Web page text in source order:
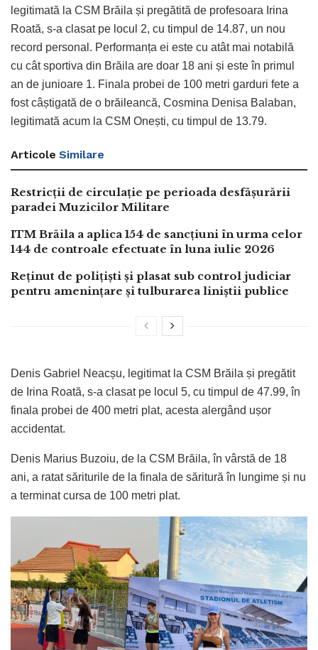
legitimată la CSM Brăila și pregătită de profesoara Irina
Roată, s-a clasat pe locul 2, cu timpul de 14.87, un nou
record personal. Performanța ei este cu atât mai notabilă
cu cât sportiva din Brăila are doar 18 ani și este în primul
an de junioare 1. Finala probei de 100 metri garduri fete a
fost câștigată de o brăileancă, Cosmina Denisa Balaban,
legitimată acum la CSM Onești, cu timpul de 13.79.
Articole Similare
Restricții de circulație pe perioada desfășurării
paradei Muzicilor Militare
ITM Brăila a aplica 154 de sancțiuni în urma celor
144 de controale efectuate în luna iulie 2026
Reținut de polițiști și plasat sub control judiciar
pentru amenințare și tulburarea liniștii publice
Denis Gabriel Neacșu, legitimat la CSM Brăila și pregătit
de Irina Roată, s-a clasat pe locul 5, cu timpul de 47.99, în
finala probei de 400 metri plat, acesta alergând ușor
accidentat.
Denis Marius Buzoiu, de la CSM Brăila, în vârstă de 18
ani, a ratat săriturile de la finala de săritură în lungime și nu
a terminat cursa de 100 metri plat.